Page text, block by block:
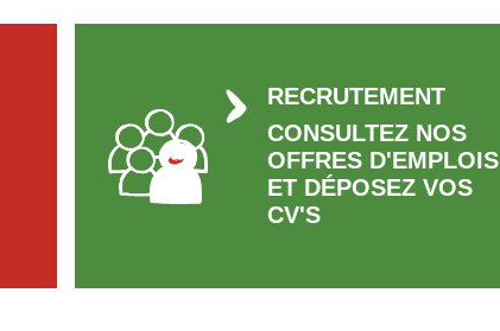
RECRUTEMENT
CONSULTEZ NOS
OFFRES D'EMPLOIS
ET DÉPOSEZ VOS
CV'S